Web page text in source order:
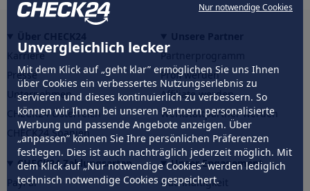
Nur notwendige Cookies
Unvergleichlich lecker
Mit dem Klick auf „geht klar” ermöglichen Sie uns Ihnen
über Cookies ein verbessertes Nutzungserlebnis zu
servieren und dieses kontinuierlich zu verbessern. So
können wir Ihnen bei unseren Partnern personalisierte
Werbung und passende Angebote anzeigen. Über
„anpassen” können Sie Ihre persönlichen Präferenzen
festlegen. Dies ist auch nachträglich jederzeit möglich. Mit
dem Klick auf „Nur notwendige Cookies” werden lediglich
technisch notwendige Cookies gespeichert.
Karriere
Presse
Unternehmen
CHECK24 Österreich
CHECK24 Spanien
Partnerprogramm
Profi werden
Affiliate werden
Werkstattpartner werden
CHECK24 Zahlungsarten
PayPal
Unser Engagement
Nachhaltigkeit